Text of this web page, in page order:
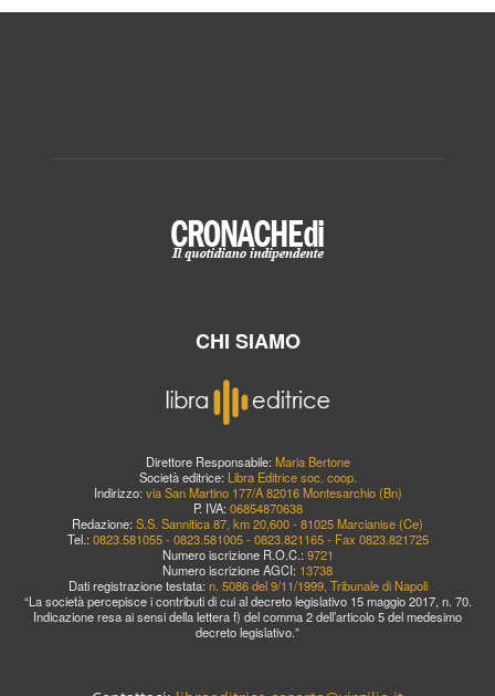
CHI SIAMO
Direttore Responsabile: Maria Bertone
Società editrice: Libra Editrice soc. coop.
Indirizzo: via San Martino 177/A 82016 Montesarchio (Bn)
P. IVA: 06854870638
Redazione: S.S. Sannitica 87, km 20,600 - 81025 Marcianise (Ce)
Tel.: 0823.581055 - 0823.581005 - 0823.821165 - Fax 0823.821725
Numero iscrizione R.O.C.: 9721
Numero iscrizione AGCI: 13738
Dati registrazione testata: n. 5086 del 9/11/1999, Tribunale di Napoli
“La società percepisce i contributi di cui al decreto legislativo 15 maggio 2017, n. 70.
Indicazione resa ai sensi della lettera f) del comma 2 dell’articolo 5 del medesimo
decreto legislativo.”